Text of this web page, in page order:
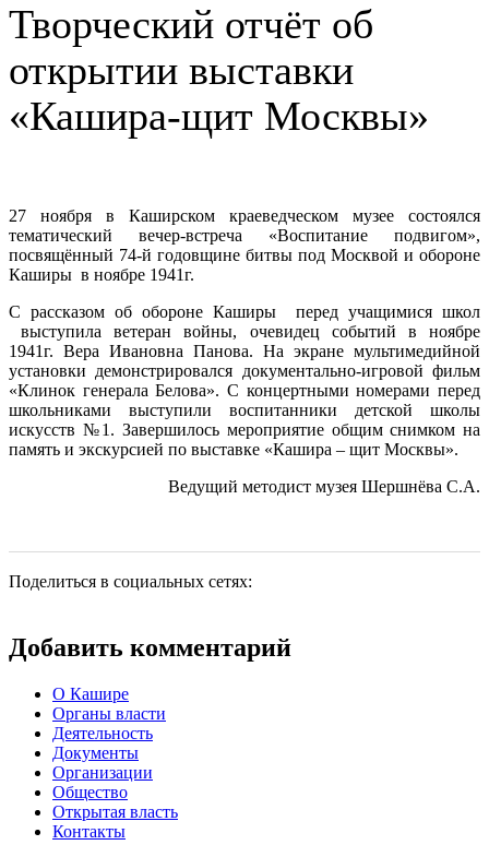
Творческий отчёт об
открытии выставки
«Кашира-щит Москвы»
27 ноября в Каширском краеведческом музее состоялся
тематический вечер-встреча «Воспитание подвигом»,
посвящённый 74-й годовщине битвы под Москвой и обороне
Каширы в ноябре 1941г.
С рассказом об обороне Каширы перед учащимися школ
выступила ветеран войны, очевидец событий в ноябре
1941г. Вера Ивановна Панова. На экране мультимедийной
установки демонстрировался документально-игровой фильм
«Клинок генерала Белова». С концертными номерами перед
школьниками выступили воспитанники детской школы
искусств №1. Завершилось мероприятие общим снимком на
память и экскурсией по выставке «Кашира – щит Москвы».
Ведущий методист музея Шершнёва С.А.
Поделиться в социальных сетях:
Добавить комментарий
О Кашире
Органы власти
Деятельность
Документы
Организации
Общество
Открытая власть
Контакты